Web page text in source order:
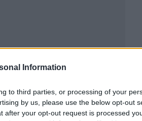
Information
to third parties, or processing of your
by us, please use the below opt-out
after your opt-out request is processed